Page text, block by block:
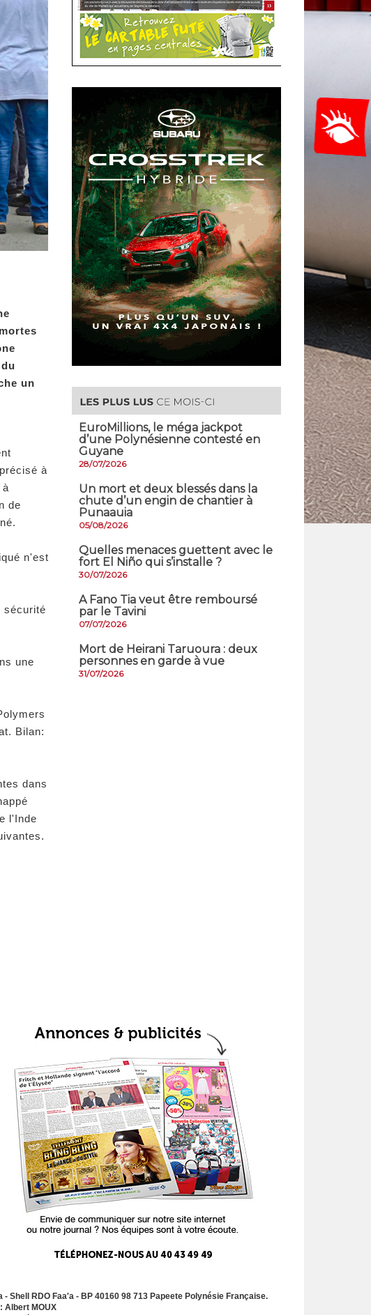
un
à
à
de
n'est
sécurité
une
Bilan:
dans
l'Inde
EuroMillions, ​le méga jackpot
d’une Polynésienne contesté en
Guyane
28/07/2026
​Un mort et deux blessés dans la
chute d’un engin de chantier à
Punaauia
05/08/2026
Quelles menaces guettent avec le
fort El Niño qui s’installe ?
30/07/2026
A Fano Tia veut être remboursé
par le Tavini
07/07/2026
Mort de Heirani Taruoura : deux
personnes en garde à vue
31/07/2026
Shell RDO Faa'a - BP 40160 98 713 Papeete Polynésie Française.
Albert MOUX